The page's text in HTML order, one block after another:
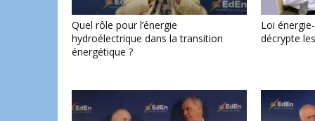
Quel rôle pour l’énergie
hydroélectrique dans la transition
énergétique ?
Loi
décrypte